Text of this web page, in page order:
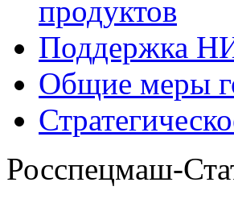
продуктов
Поддержка
Общие меры
Росспецмаш-